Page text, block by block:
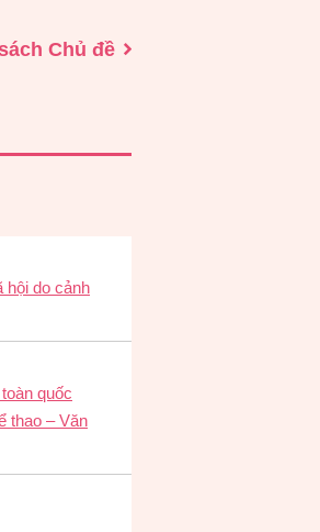
Chủ đề
hội do cảnh
quốc
thao – Văn